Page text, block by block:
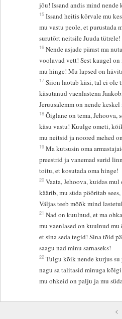
jõu! Issand andis mind nende
15 Issand heitis kõrvale mu
mu vastu peole, et purustada
surutõrt neitsile Juuda tütrele!
16 Nende asjade pärast ma
voolavad vett! Sest kaugel
mu hinge! Mu lapsed on
17 Siion laotab käsi, tal ei ole
käsutanud vaenlastena
Jeruusalemm on nende
18 Õiglane on tema, Jehoova,
käsu vastu! Kuulge ometi,
mu neitsid ja noored mehed
19 Ma kutsusin oma
preestrid ja vanemad surid
toitu, et kosutada oma hinge!
20 Vaata, Jehoova, kuidas mul
käärib, mu süda pööritab
Väljas teeb mõõk mind
21 Nad on kuulnud, et ma
mu vaenlased on kuulnud mu
et sina seda tegid! Sina tõid
saagu nad minu sarnaseks!
22 Tulgu kõik nende kurjus su
nagu sa talitasid minuga
mu ohkeid on palju ja mu
<